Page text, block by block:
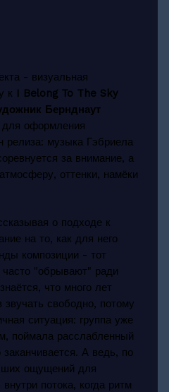
- визуальная
к I Belong To The Sky
Бернднаут
оформления
релиза: музыка Гэбриела
за внимание, а
оттенки, намёки
о подходе к
на то, как для него
композиции - тот
"обрывают" ради
что много лет
звучать свободно, потому
ситуация: группа уже
поймала расслабленный
заканчивается. А ведь, по
ощущений для
потока, когда ритм